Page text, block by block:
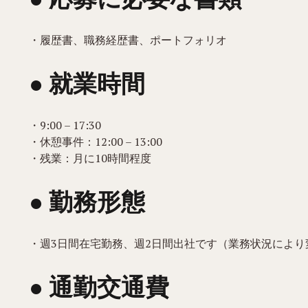
・履歴書、職務経歴書、ポートフォリオ
● 就業時間
・9:00 – 17:30
・休憩事件：12:00 – 13:00
・残業：月に10時間程度
● 勤務形態
・週3日間在宅勤務、週2日間出社です（業務状況により
● 通勤交通費